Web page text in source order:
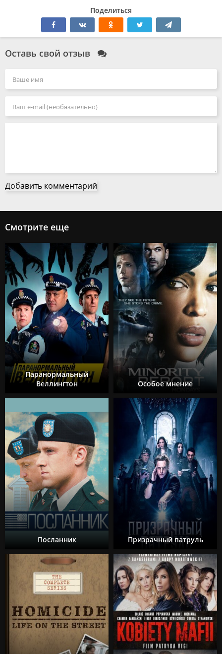
Поделиться
Оставь свой отзыв
Добавить комментарий
Смотрите еще
Паранормальный
Веллингтон
Особое мнение
Посланник Призрачный патруль